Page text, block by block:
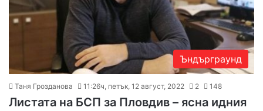
Ъндърграунд
Таня Грозданова 11:26ч, петък, 12 август, 2022 2 148
Листата на БСП за Пловдив – ясна идния